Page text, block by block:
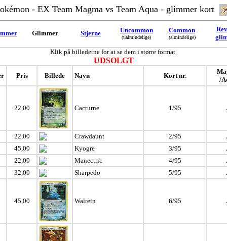
- EX Team Magma vs Team Aqua - glimmer kort
Glimmer Stjerne Uncommon
(ualmindelige)
Common
(almindelige)
Klik på billederne for at se dem i større format.
UDSOLGT
Pris Billede Navn Kort nr.
/
22,00 Cacturne 1/95
22,00 Crawdaunt 2/95
45,00 Kyogre 3/95
22,00 Manectric 4/95
32,00 Sharpedo 5/95
45,00 Walrein 6/95